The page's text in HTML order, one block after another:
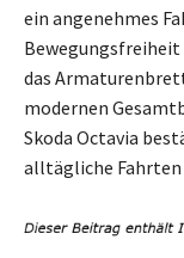
ein angenehmes
das
modernen
Skoda Octavia
alltägliche Fahrten